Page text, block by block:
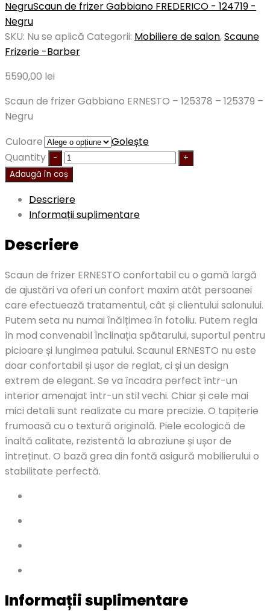
NegruScaun de frizer Gabbiano FREDERICO - 124719 -
Negru
SKU: Nu se aplică Categorii: Mobiliere de salon,Scaune
Frizerie -Barber
5590,00 lei
Scaun de frizer Gabbiano ERNESTO – 125378 – 125379 –
Negru
Culoare
Golește
Quantity
Adaugă în coș
Descriere
Informații suplimentare
Descriere
Scaun de frizer ERNESTO confortabil cu o gamă largă
de ajustări va oferi un confort maxim atât persoanei
care efectuează tratamentul, cât și clientului salonului.
Putem seta nu numai înălțimea în fotoliu. Putem regla
în mod convenabil înclinația spătarului, suportul pentru
picioare și lungimea patului. Scaunul ERNESTO nu este
doar confortabil și ușor de reglat, ci și un design
extrem de elegant. Se va încadra perfect într-un
interior amenajat într-un stil vechi. Chiar și cele mai
mici detalii sunt realizate cu mare precizie. O tapițerie
frumoasă cu o textură originală. Piele ecologică de
înaltă calitate, rezistentă la abraziune și ușor de
întreținut. O bază grea din fontă asigură mobilierului o
stabilitate perfectă.
Informații suplimentare